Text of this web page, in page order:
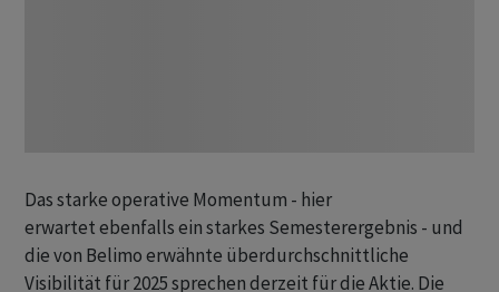
Das starke operative Momentum - hier
erwartet ebenfalls ein starkes Semesterergebnis - und
die von Belimo erwähnte überdurchschnittliche
Visibilität für 2025 sprechen derzeit für die Aktie. Die